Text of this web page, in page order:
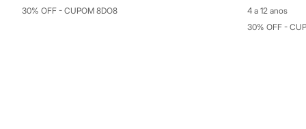
Calçados
30% OFF - CUPOM 8DO8
4 a 12 anos
30% OFF -